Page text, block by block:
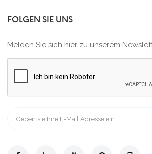
FOLGEN SIE UNS
Melden Sie sich hier zu unserem